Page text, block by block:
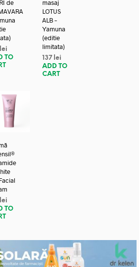
de
lei
TO
masaj
LOTUS
ALB –
Yamuna
(editie
limitata)
137 lei
ADD TO
CART
lei
TO